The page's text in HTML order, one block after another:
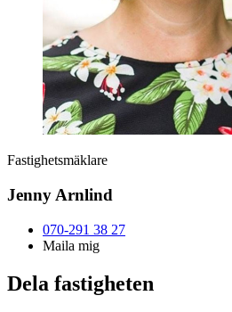
Fastighetsmäklare
Jenny Arnlind
070-291 38 27
Maila mig
Dela fastigheten